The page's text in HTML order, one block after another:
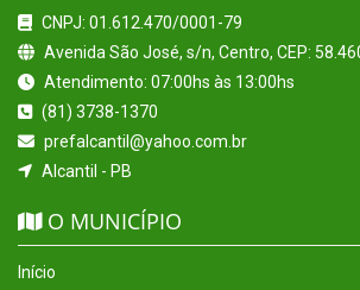
CNPJ: 01.612.470/0001-79
Avenida São José, s/n, Centro, CEP:
Atendimento: 07:00hs às 13:00hs
(81) 3738-1370
prefalcantil@yahoo.com.br
Alcantil - PB
O MUNICÍPIO
Início